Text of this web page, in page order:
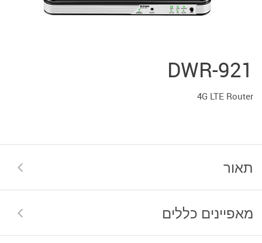
DWR-921
4G LTE Router
תאור
מאפיינים כללים